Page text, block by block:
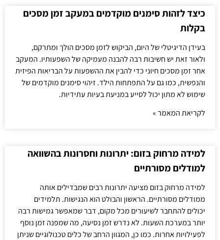
כיצד לזהות סימנים מוקדמים במעקב זמן מסכים
בקלות
בעידן הדיגיטלי של היום, הביקוש לזמן מסכים הולך ומתרקם,
ולאור זאת יש חשיבות רבה להבנה מעמיקה של השפעותיו. המעקב
אחר זמן מסכים חיוני כדי להבין את ההשפעות על הבריאות הפיזית
והנפשית, כמו גם על התפתחות הילד. זיהוי סימנים מוקדמים של
שימוש לא מתון יכול לסייע במניעת בעיות עתידיות.
לקריאת המאמר »
למידה מרחוק בזום: יתרונות וחסרונות בהשוואה
למודלים מסורתיים
למידה מרחוק בזום מציעה יתרונות רבים שמבדילים אותה
ממודלים מסורתיים. הראשון והבולט הוא הנגישות. תלמידים
יכולים להתחבר לשיעורים מכל מקום, דבר שמאפשר גמישות רבה
יותר במערכת השעות. לא נדרש זמן נסיעה, מה שמפנה זמן נוסף
לפעילויות אחרות. כמו כן, המגוון הרחב של כלים טכנולוגיים שניתן